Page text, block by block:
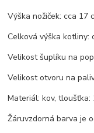
Výška nožiček: cca 17
Celková výška kotliny:
Velikost šuplíku na
Velikost otvoru na
Materiál: kov, tloušťka:
Žáruvzdorná barva je